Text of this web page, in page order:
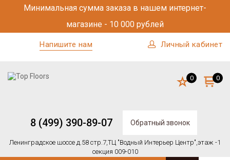
Минимальная сумма заказа в нашем интернет-
магазине - 10 000 рублей
Напишите нам Личный кабинет
8 (499) 390-89-07 Обратный звонок
Ленинградское шоссе д.58 стр.7,ТЦ "Водный Интерьер Центр",этаж -1
секция 009-010
0 0